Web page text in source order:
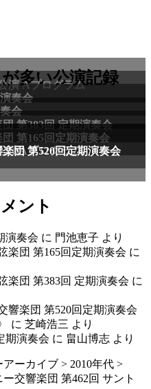
多い公演記録
演 Aプログラム
奏会
会
第383回 定期演奏会
第165回定期演奏会
演Aプログラム
団 第520回定期演奏会
ント
演奏会 に 門池恵子 より
楽団 第165回定期演奏会 に
楽団 第383回 定期演奏会 に
響楽団 第520回定期演奏会
に 芝崎浩三 より
期演奏会 に 畠山博志 より
アーカイブ > 2010年代 >
交響楽団 第462回 サント